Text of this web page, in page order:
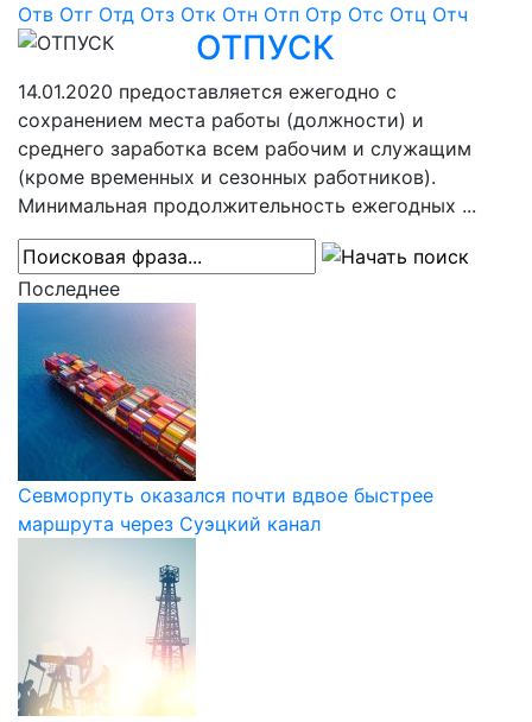
Отв Отг Отд Отз Отк Отн Отп Отр Отс Отц Отч
ОТПУСК
14.01.2020 предоставляется ежегодно с
сохранением места работы (должности) и
среднего заработка всем рабочим и служащим
(кроме временных и сезонных работников).
Минимальная продолжительность ежегодных ...
Последнее
Севморпуть оказался почти вдвое быстрее
маршрута через Суэцкий канал